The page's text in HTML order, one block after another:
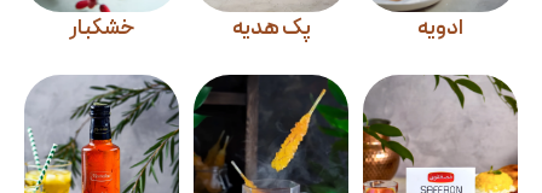
ادویه پک هدیه خشکبار